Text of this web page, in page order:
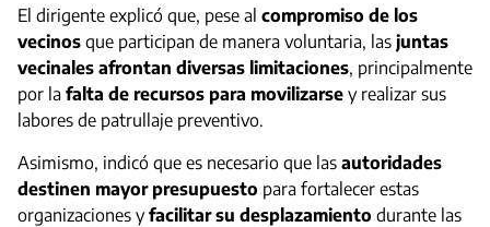
El dirigente explicó que, pese al compromiso de los
vecinos que participan de manera voluntaria, las juntas
vecinales afrontan diversas limitaciones, principalmente
por la falta de recursos para movilizarse y realizar sus
labores de patrullaje preventivo.
Asimismo, indicó que es necesario que las autoridades
destinen mayor presupuesto para fortalecer estas
organizaciones yfacilitar su desplazamiento durante las